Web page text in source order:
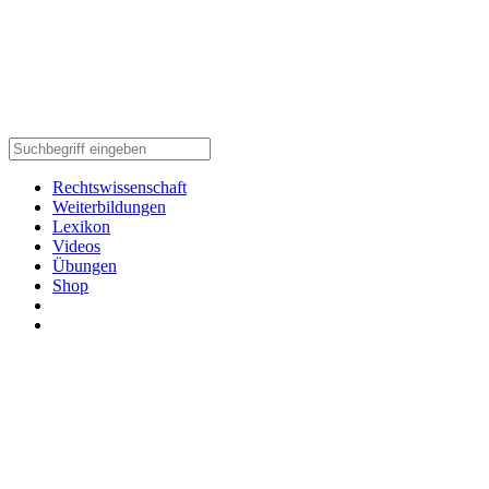
Rechtswissenschaft
Weiterbildungen
Lexikon
Videos
Übungen
Shop